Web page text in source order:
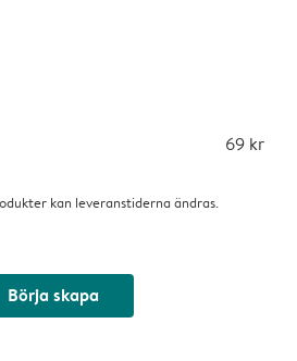
69 kr
kan leveranstiderna ändras.
Börja skapa